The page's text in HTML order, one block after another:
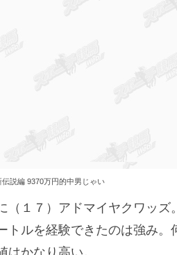
説編 9370万円的中男じゃい
１７）アドマイヤクワッズ
トルを経験できたのは強み
はかなり高い。